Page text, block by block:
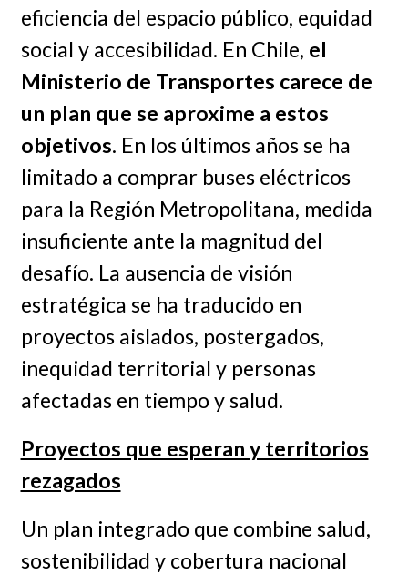
eficiencia del espacio público, equidad
social y accesibilidad. En Chile, el
Ministerio de Transportes carece de
un plan que se aproxime a estos
objetivos. En los últimos años se ha
limitado a comprar buses eléctricos
para la Región Metropolitana, medida
insuficiente ante la magnitud del
desafío. La ausencia de visión
estratégica se ha traducido en
proyectos aislados, postergados,
inequidad territorial y personas
afectadas en tiempo y salud.
Proyectos que esperan y territorios
rezagados
Un plan integrado que combine salud,
sostenibilidad y cobertura nacional